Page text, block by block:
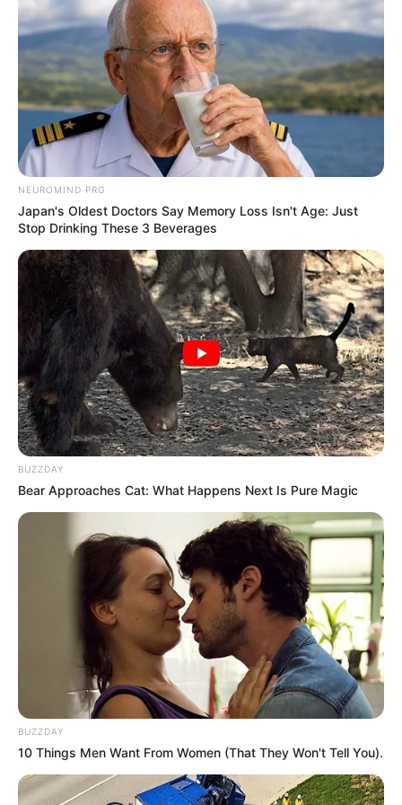
કહ્યું, પેપર લીક પર કડક નિર્ણય લેવાશે
2 weeks ago
Categories
Gujarat
India
News
Astrology
International
health 463
Ajab Gajab 359
Politics 322
Bollywood 239
Crime 189
Vadodara 117
Delhi 76
Money
Sport
60
Uncategorized 56
47
28
Stock Market 11
Short News 4
Technology
About us
Contact Us Disclaimer Privacy Policy
NEUROMIND PRO
Japan's Oldest Doctors Say Memory Loss Isn't Age: Just
Stop Drinking These 3 Beverages
BUZZDAY
Bear Approaches Cat: What Happens Next Is Pure Magic
BUZZDAY
10 Things Men Want From Women (That They Won't Tell You).